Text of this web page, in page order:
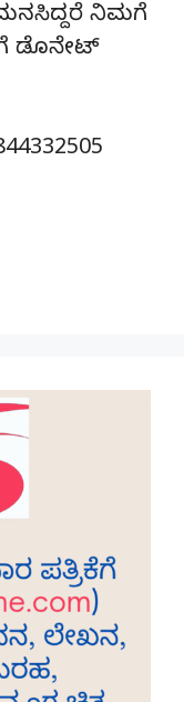
ನಿಮಗೆ
ಡೊನೇಟ್‌